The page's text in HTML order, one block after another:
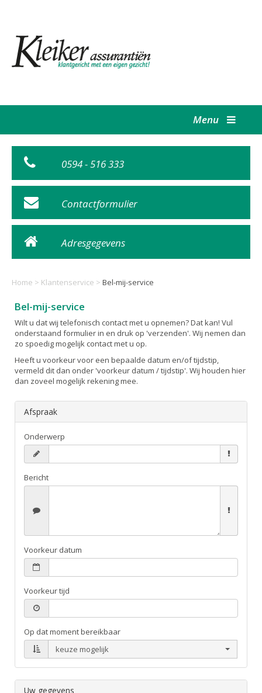
Menu
0594 - 516 333
Contactformulier
Adresgegevens
Home > Klantenservice > Bel-mij-service
Bel-mij-service